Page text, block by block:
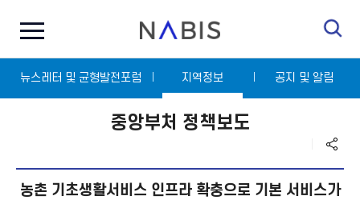
N
A
I
S
전
체
뉴
기
뉴스레터 및 균형발전포럼 지역정보 공지 및 알림
중앙부처 정책보도
농촌 기초생활서비스 인프라 확충으로 기본 서비스가